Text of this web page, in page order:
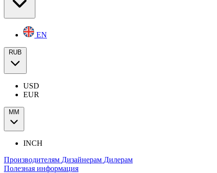
EN
RUB
USD
EUR
ММ
INCH
Производителям Дизайнерам Дилерам
Полезная информация